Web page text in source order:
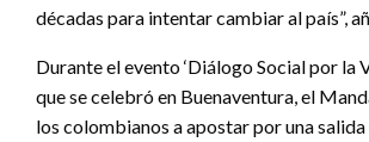
décadas para intentar cambiar al país”,
Durante el evento ‘Diálogo Social por la
que se celebró en Buenaventura, el
los colombianos a apostar por una